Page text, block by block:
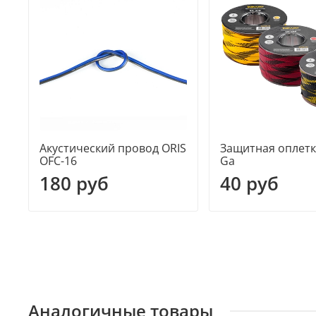
Акустический провод ORIS
OFC-16
180 руб
Защитная
Ga
40 руб
Аналогичные товары